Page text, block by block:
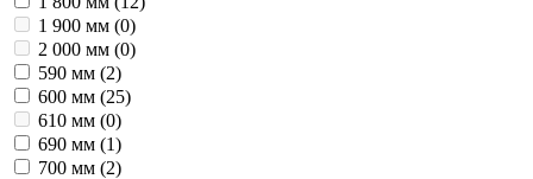
1 900 мм (0)
2 000 мм (0)
590 мм (2)
600 мм (25)
610 мм (0)
690 мм (1)
700 мм (2)